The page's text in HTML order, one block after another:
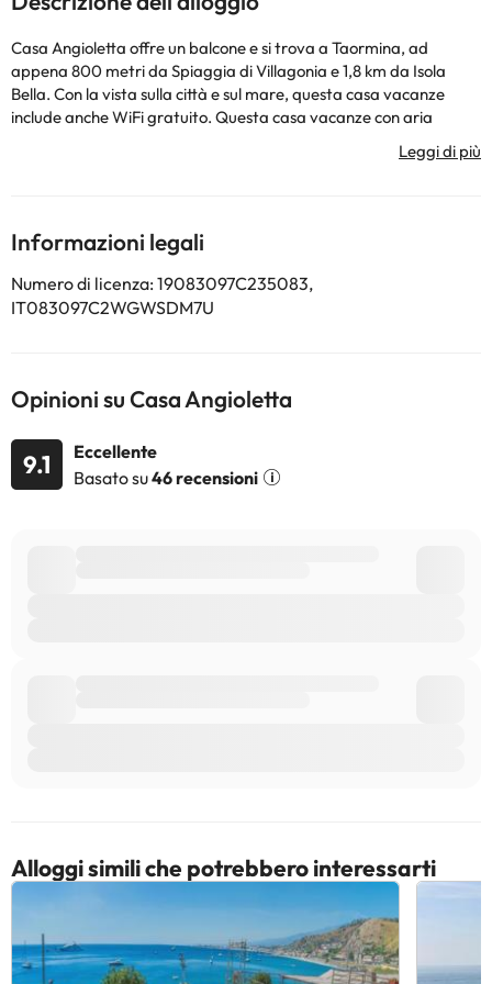
Casa Angioletta offre un balcone e si trova a Taormina, ad
appena 800 metri da Spiaggia di Villagonia e 1,8 km da Isola
Bella. Con la vista sulla città e sul mare, questa casa vacanze
include anche WiFi gratuito. Questa casa vacanze con aria
condizionata comprende 1 camera da letto, un soggiorno, una
cucina con utensili, frigorifero e bollitore elettrico, e 1 bagno con
più famosi nei dintorni di questa casa vacanze includono Funivia
di Taormina - Via Pirandello, Stazione di Taormina-Giardini e
Duomo di Taormina. Aeroporto di Catania Fontanarossa si trova
a 57 km dalla struttura, e la struttura offre una navetta
consultare le relative tariffe direttamente presso la struttura.
Tutte le informazioni presenti in questa pagina sono soggette a
modifiche da parte della struttura. Se hai dubbi, contattaci.
Informazioni legali
Numero di licenza: 19083097C235083,
IT083097C2WGWSDM7U
Opinioni su Casa Angioletta
9.1
Eccellente
Basato su46 recensioni
Alloggi simili che potrebbero interessarti